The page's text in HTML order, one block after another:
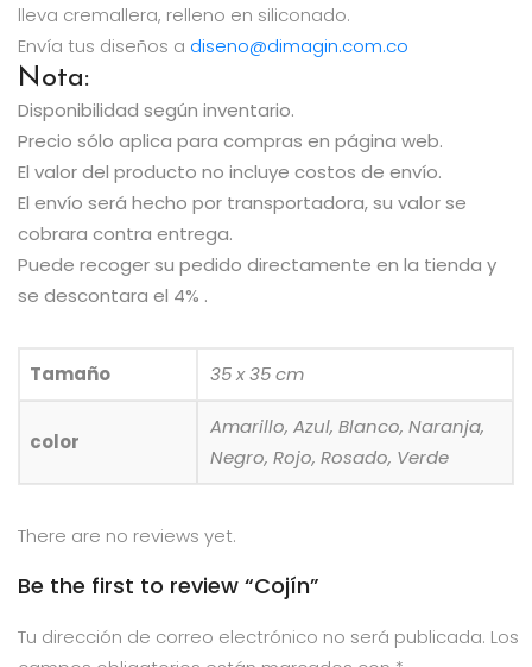
lleva cremallera, relleno en siliconado.
Envía tus diseños a diseno@dimagin.com.co
Nota:
Disponibilidad según inventario.
Precio sólo aplica para compras en página web.
El valor del producto no incluye costos de envío.
El envío será hecho por transportadora, su valor se
cobrara contra entrega.
Puede recoger su pedido directamente en la tienda y
se descontara el 4% .
Tamaño 35 x 35 cm
color
Amarillo, Azul, Blanco, Naranja,
Negro, Rojo, Rosado, Verde
There are no reviews yet.
Be the first to review “Cojín”
Tu dirección de correo electrónico no será publicada. Los